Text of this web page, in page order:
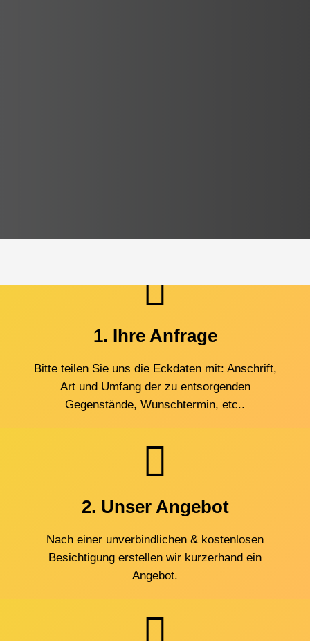
1. Ihre Anfrage
Bitte teilen Sie uns die Eckdaten mit: Anschrift,
Art und Umfang der zu entsorgenden
Gegenstände, Wunschtermin, etc..
2. Unser Angebot
Nach einer unverbindlichen & kostenlosen
Besichtigung erstellen wir kurzerhand ein
Angebot.